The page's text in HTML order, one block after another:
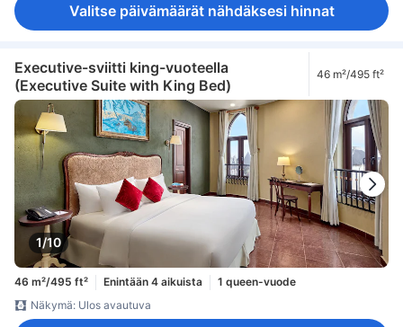
Valitse päivämäärät nähdäksesi hinnat
Executive-sviitti king-vuoteella
(Executive Suite with King Bed)
46 m²/495 ft²
1/10
46 m²/495 ft² Enintään 4 aikuista
1 queen-vuode
Näkymä: Ulos avautuva